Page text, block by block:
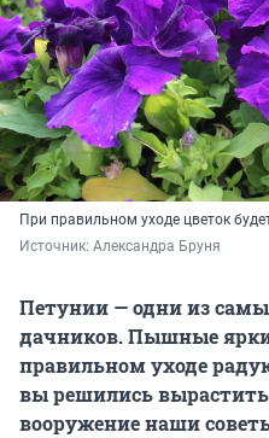
При правильном уходе цветок
Источник: Александра Бруня
Петунии — одни из
дачников. Пышные
правильном уходе
вы решились вырастить
вооружение наши